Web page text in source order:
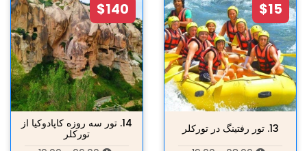
$15
13. تور رفتینگ در تورکلر
$140
14. تور سه روزه کاپادوکیا از
تورکلر